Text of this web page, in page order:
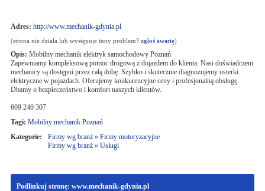
Adres: http://www.mechanik-gdynia.pl
(strona nie działa lub występuje inny problem? zgłoś awarię)
Opis: Mobilny mechanik elektryk samochodowy Poznań
Zapewniamy kompleksową pomoc drogową z dojazdem do klienta. Nasi doświadczeni
mechanicy są dostępni przez całą dobę. Szybko i skutecznie diagnozujemy usterki
elektryczne w pojazdach. Oferujemy konkurencyjne ceny i profesjonalną obsługę.
Dbamy o bezpieczeństwo i komfort naszych klientów.
609 240 307
Tagi: Mobilny mechanik Poznań
Kategorie:
Firmy wg branż» Firmy motoryzacyjne
Firmy wg branż» Usługi
Podlinkuj stronę: www.mechanik-gdynia.pl